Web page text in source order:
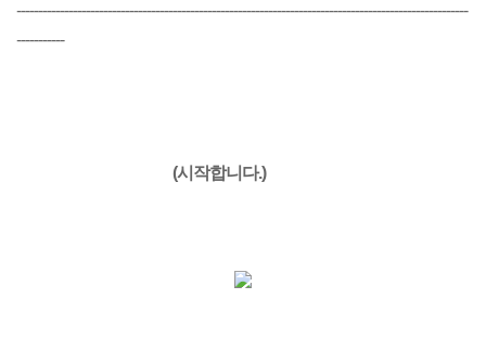
--------------------------------------------------------------------------------------------------------
-----------
(시작합니다.)